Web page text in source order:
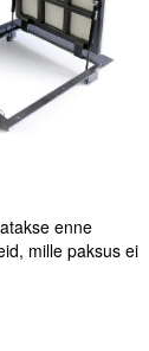
enne
mille paksus ei